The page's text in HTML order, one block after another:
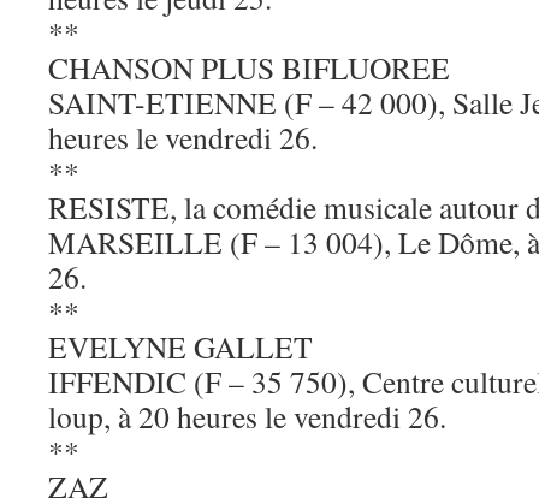
**
CHANSON PLUS BIFLUOREE
SAINT-ETIENNE (F – 42 000), Salle
heures le vendredi 26.
**
RESISTE, la comédie musicale autour
MARSEILLE (F – 13 004), Le Dôme,
26.
**
EVELYNE GALLET
IFFENDIC (F – 35 750), Centre
loup, à 20 heures le vendredi 26.
**
ZAZ